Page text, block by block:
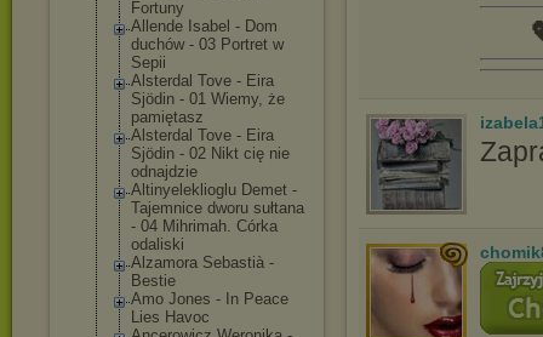
Fortuny
Allende Isabel - Dom
duchów - 03 Portret w
Sepii
Alsterdal Tove - Eira
Sjödin - 01 Wiemy, że
pamiętasz
Alsterdal Tove - Eira
Sjödin - 02 Nikt cię nie
odnajdzie
Altinyelekliog lu Demet -
Tajemnice dworu sułtana
- 04 Mihrimah. Córka
odaliski
Alzamora Sebastià -
Bestie
Amo Jones - In Peace
Lies Havoc